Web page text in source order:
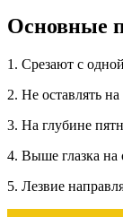
Основные
1. Срезают с
2. Не оставлять на
3. На глубине
4. Выше глазка на
5. Лезвие